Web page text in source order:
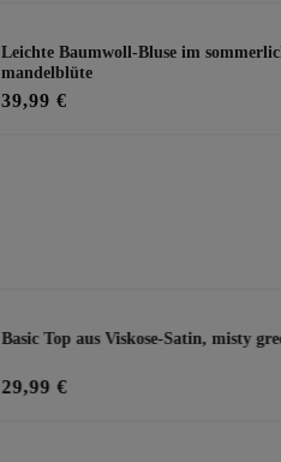
Leichte Baumwoll-Bluse im
mandelblüte
39,99 €
Basic Top aus Viskose-Satin, misty
29,99 €